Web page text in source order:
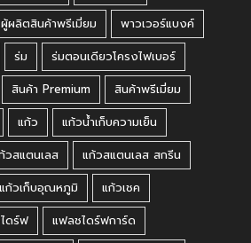
ผู้ผลิตสินค้าพรีเมี่ยม
พาวเวอร์แบงค์
ร่ม
ร่มตอนเดียวโครงไฟเบอร์
สินค้า Premium
สินค้าพรีเมี่ยม
แก้ว
แก้วน้ำเก็บความเย็น
วสแตนเลส
แก้วสแตนเลส สกรีน
แก้วเก็บอุณหภูมิ
แก้วเชค
ดร์ฟ
แฟลชไดร์ฟการ์ด